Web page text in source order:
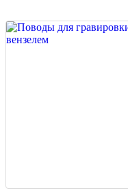
свойством сохранять
семейной